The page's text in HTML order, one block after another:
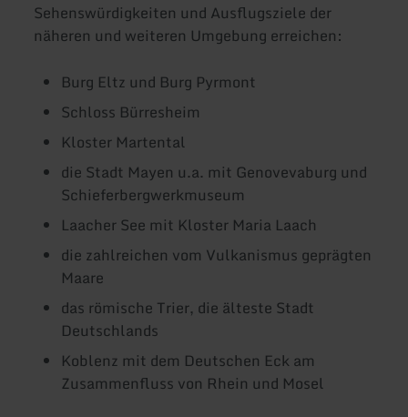
Sehenswürdigkeiten und Ausflugsziele der
näheren und weiteren Umgebung erreichen:
Burg Eltz und Burg Pyrmont
Schloss Bürresheim
Kloster Martental
die Stadt Mayen u.a. mit Genovevaburg und
Schieferbergwerkmuseum
Laacher See mit Kloster Maria Laach
die zahlreichen vom Vulkanismus geprägten
Maare
das römische Trier, die älteste Stadt
Deutschlands
Koblenz mit dem Deutschen Eck am
Zusammenfluss von Rhein und Mosel